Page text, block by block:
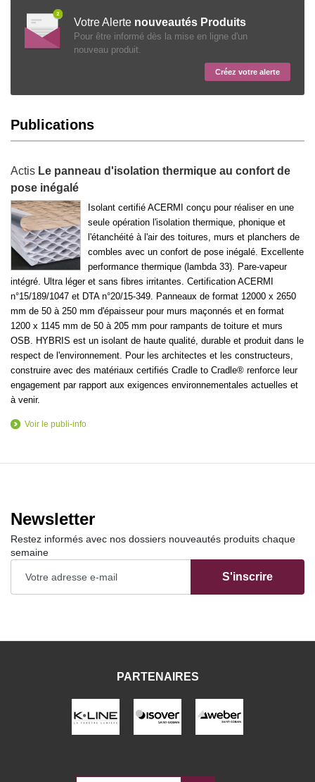
Votre Alerte nouveautés Produits
Pour être informé dès la mise en ligne d'un
nouveau produit.
Créez votre alerte
Publications
Actis Le panneau d'isolation thermique au confort de
pose inégalé
Isolant certifié ACERMI conçu pour réaliser en une
seule opération l'isolation thermique, phonique et
l'étanchéité à l'air des toitures, murs et planchers de
combles avec un confort de pose inégalé. Excellente
performance thermique (lambda 33). Pare-vapeur
intégré. Ultra léger et sans fibres irritantes. Certification ACERMI
n°15/189/1047 et DTA n°20/15-349. Panneaux de format 12000 x 2650
mm de 50 à 250 mm d'épaisseur pour murs maçonnés et en format
1200 x 1145 mm de 50 à 205 mm pour rampants de toiture et murs
OSB. HYBRIS est un isolant de haute qualité, durable et produit dans le
respect de l'environnement. Pour les architectes et les constructeurs,
construire avec des matériaux certifiés Cradle to Cradle® renforce leur
engagement par rapport aux exigences environnementales actuelles et
à venir.
Voir le publi-info
Newsletter
Restez informés avec nos dossiers nouveautés produits chaque
semaine
S'inscrire
PARTENAIRES